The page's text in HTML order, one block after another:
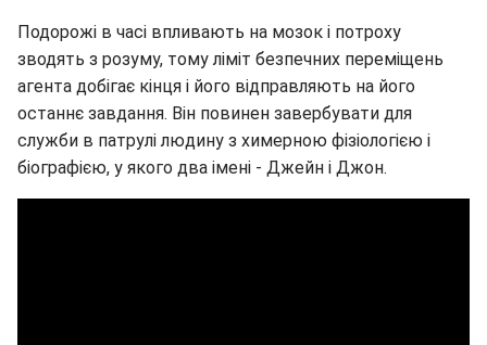
Подорожі в часі впливають на мозок і потроху
зводять з розуму, тому ліміт безпечних переміщень
агента добігає кінця і його відправляють на його
останнє завдання. Він повинен завербувати для
служби в патрулі людину з химерною фізіологією і
біографією, у якого два імені - Джейн і Джон.